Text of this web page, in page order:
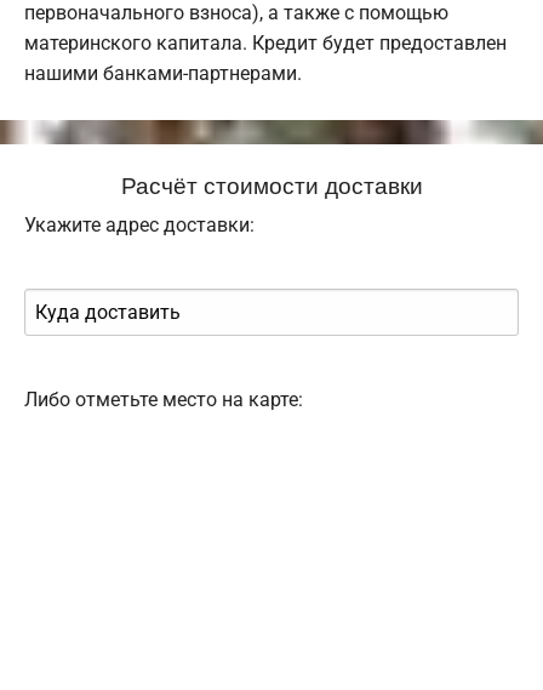
первоначального взноса), а также с помощью
материнского капитала. Кредит будет предоставлен
нашими банками-партнерами.
Расчёт стоимости доставки
Укажите адрес доставки:
Либо отметьте место на карте: